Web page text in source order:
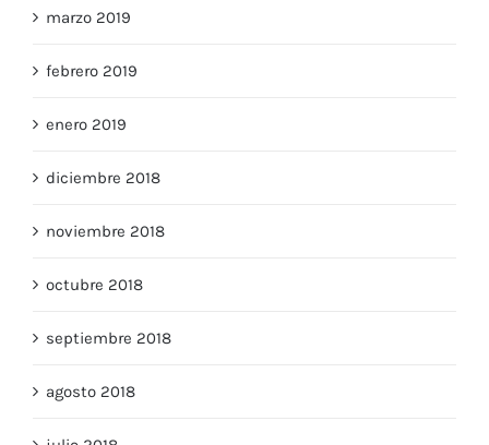
marzo 2019
febrero 2019
enero 2019
diciembre 2018
noviembre 2018
octubre 2018
septiembre 2018
agosto 2018